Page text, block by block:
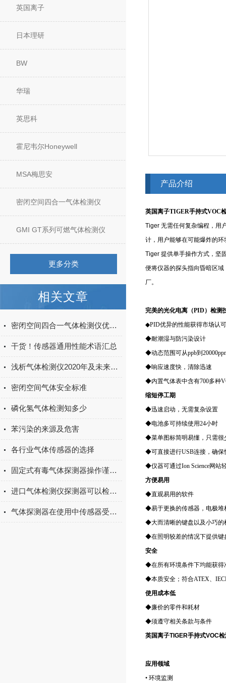
英国离子
日本理研
BW
华瑞
英思科
霍尼韦尔Honeywell
MSA梅思安
密闭空间四合一气体检测仪
GMI GT系列可燃气体检测仪
更多分类
相关文章
密闭空间四合一气体检测仪优势明显，用了你就知道
干货！传感器通用性能术语汇总
浅析气体检测仪2020年及未来趋势
密闭空间气体安全标准
磷化氢气体检测知多少
苯污染的来源及危害
各行业气体传感器的选择
固定式有毒气体探测器操作谨记事项
进口气体检测仪探测器可以检测哪些气体？看完秒懂
气体探测器在使用中传感器受哪些因素影响？
产品介绍
英国离子TIGER手持式VOC
Tiger 无需任何复杂编程，用
计，用户能够在可能爆炸的
Tiger 提供单手操作方式，坚
便将仪器的探头指向昏暗区
厂。
完美的光化电离（PID）检测
◆PID优异的性能获得市场认可
◆耐潮湿与防污染设计
◆动态范围可从ppb到
◆响应速度快，清除迅速
◆内置气体表中含有700多种
缩短停工期
◆迅速启动，无需复杂设置
◆电池多可持续使用24小时
◆菜单图标简明易懂，只需很
◆可直接进行USB连接，确保
◆仪器可通过Ion Science网站
方便易用
◆直观易用的软件
◆易于更换的传感器，电极堆
◆大而清晰的键盘以及小巧的
◆在照明较差的情况下提供键
安全
◆在所有环境条件下均能获得
◆本质安全；符合ATEX、
使用成本低
◆廉价的零件和耗材
◆须遵守相关条款与条件
英国离子TIGER手持式VOC
应用领域
• 环境监测